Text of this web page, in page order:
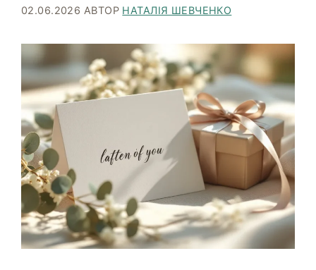
02.06.2026 АВТОР НАТАЛІЯ ШЕВЧЕНКО